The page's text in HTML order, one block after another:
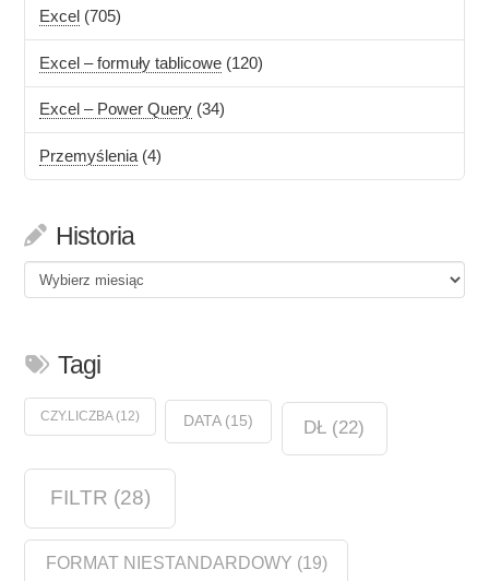
Excel (705)
Excel – formuły tablicowe (120)
Excel – Power Query (34)
Przemyślenia (4)
Historia
Historia
Tagi
CZY.LICZBA(12) DATA(15) DŁ (22)
FILTR (28)
FORMAT NIESTANDARDOWY (19)